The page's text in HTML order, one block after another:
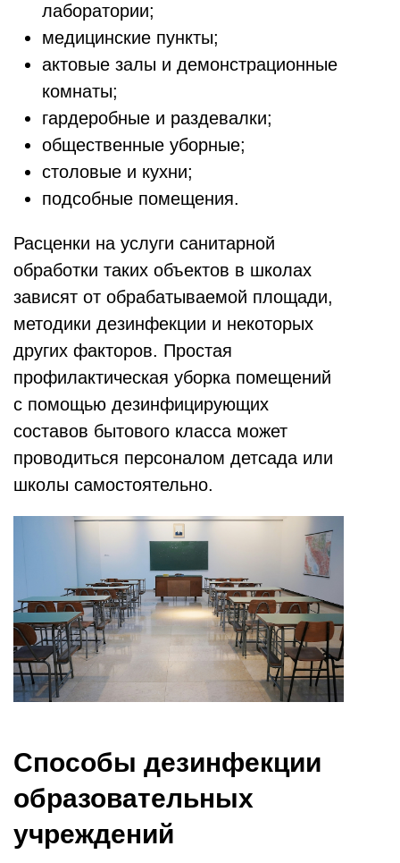
лаборатории;
медицинские пункты;
актовые залы и демонстрационные
комнаты;
гардеробные и раздевалки;
общественные уборные;
столовые и кухни;
подсобные помещения.
Расценки на услуги санитарной
обработки таких объектов в школах
зависят от обрабатываемой площади,
методики дезинфекции и некоторых
других факторов. Простая
профилактическая уборка помещений
с помощью дезинфицирующих
составов бытового класса может
проводиться персоналом детсада или
школы самостоятельно.
Способы дезинфекции
образовательных
учреждений